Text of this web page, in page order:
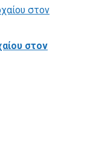
στον